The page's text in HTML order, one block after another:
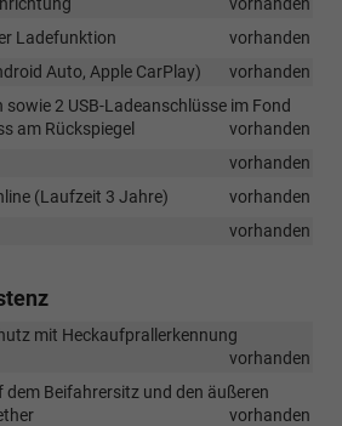
Ladefunktion
vorhanden
Auto, Apple CarPlay)
vorhanden
sowie 2 USB-Ladeanschlüsse im Fond
am Rückspiegel
vorhanden
vorhanden
(Laufzeit 3 Jahre)
vorhanden
vorhanden
mit Heckaufprallerkennung
vorhanden
Beifahrersitz und den äußeren
vorhanden